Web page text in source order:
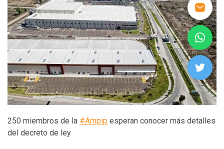
250 miembros de la #Ampip esperan conocer más detalles
del decreto de ley